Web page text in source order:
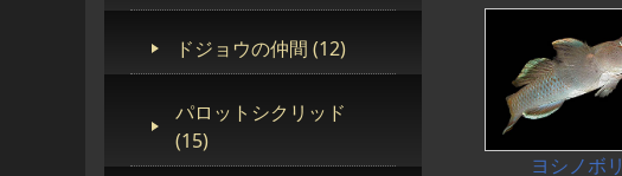
ドジョウの仲間 (12)
パロットシクリッド
(15)
ヨシノボリ